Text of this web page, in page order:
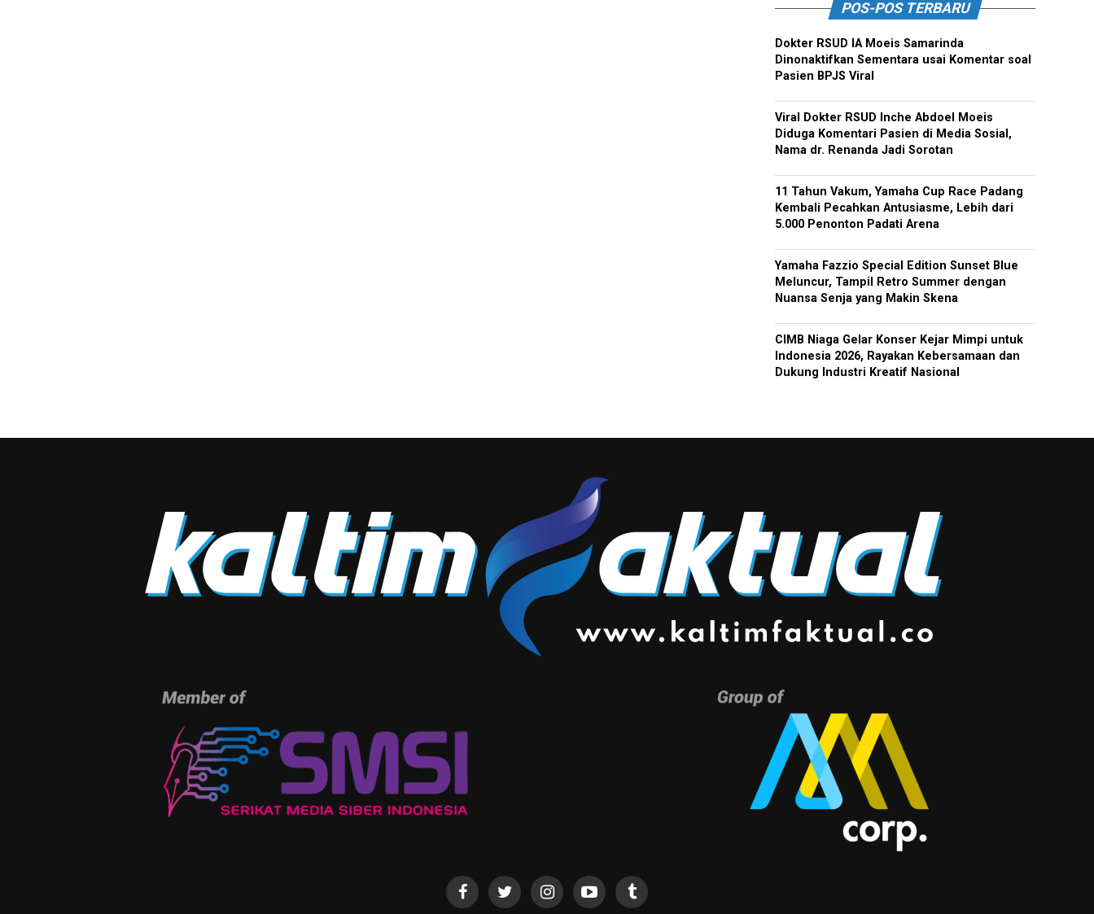
POS-POS TERBARU
Dokter RSUD IA Moeis Samarinda
Dinonaktifkan Sementara usai Komentar soal
Pasien BPJS Viral
Viral Dokter RSUD Inche Abdoel Moeis
Diduga Komentari Pasien di Media Sosial,
Nama dr. Renanda Jadi Sorotan
11 Tahun Vakum, Yamaha Cup Race Padang
Kembali Pecahkan Antusiasme, Lebih dari
5.000 Penonton Padati Arena
Yamaha Fazzio Special Edition Sunset Blue
Meluncur, Tampil Retro Summer dengan
Nuansa Senja yang Makin Skena
CIMB Niaga Gelar Konser Kejar Mimpi untuk
Indonesia 2026, Rayakan Kebersamaan dan
Dukung Industri Kreatif Nasional